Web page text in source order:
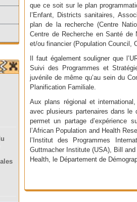
que ce soit sur le plan
l’Enfant, Districts sanitaires,
plan de la recherche (Centre
Centre de Recherche en Santé
et/ou financier (Population Council,
Il faut également souligner que
Suivi des Programmes et
juvénile de même qu’au sein du
Planification Familiale.
Aux plans régional et
avec plusieurs partenaires dans le
permet un partage d’expérience
l’African Population and Health
l’Institut des Programmes
Guttmacher Institute (USA), Bill
Health, le Département de